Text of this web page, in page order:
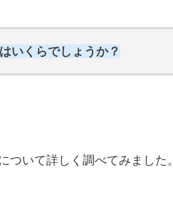
いくらでしょうか？
いて詳しく調べてみました。